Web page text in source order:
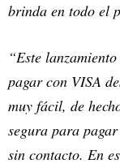
brinda en todo el
“Este
pagar con VISA
muy fácil, de
segura para
sin contacto. En